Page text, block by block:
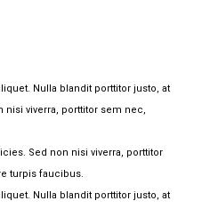
Nulla blandit porttitor justo, at
viverra, porttitor sem nec,
Sed non nisi viverra, porttitor
turpis faucibus.
Nulla blandit porttitor justo, at